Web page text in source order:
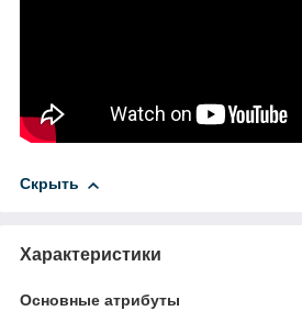
Скрыть
Характеристики
Основные атрибуты